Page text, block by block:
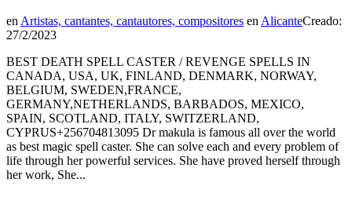
en Artistas, cantantes, cantautores, compositores en AlicanteCreado:
27/2/2023
BEST DEATH SPELL CASTER / REVENGE SPELLS IN
CANADA, USA, UK, FINLAND, DENMARK, NORWAY,
BELGIUM, SWEDEN,FRANCE,
GERMANY,NETHERLANDS, BARBADOS, MEXICO,
SPAIN, SCOTLAND, ITALY, SWITZERLAND,
CYPRUS+256704813095 Dr makula is famous all over the world
as best magic spell caster. She can solve each and every problem of
life through her powerful services. She have proved herself through
her work, She...